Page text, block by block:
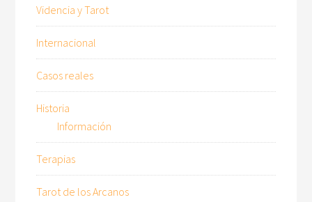
Videncia y Tarot
Internacional
Casos reales
Historia
Información
Terapias
Tarot de los Arcanos